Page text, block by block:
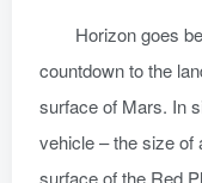
Horizon goes
countdown to the
surface of Mars. In
vehicle – the size of
surface of the Red